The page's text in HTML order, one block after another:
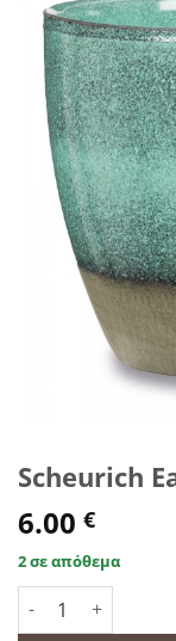
Scheurich
6.00 €
2 σε απόθεμα
Scheurich Earthly